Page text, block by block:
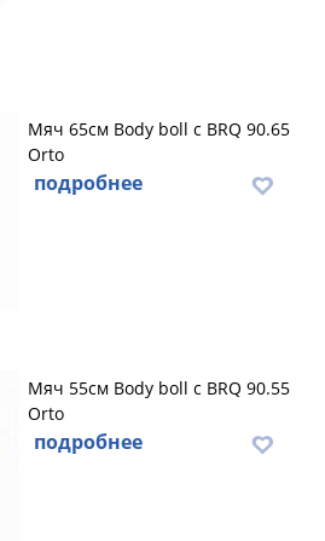
Мяч 65см Body boll с BRQ 90.65
Orto
подробнее
Мяч 55см Body boll с BRQ 90.55
Orto
подробнее